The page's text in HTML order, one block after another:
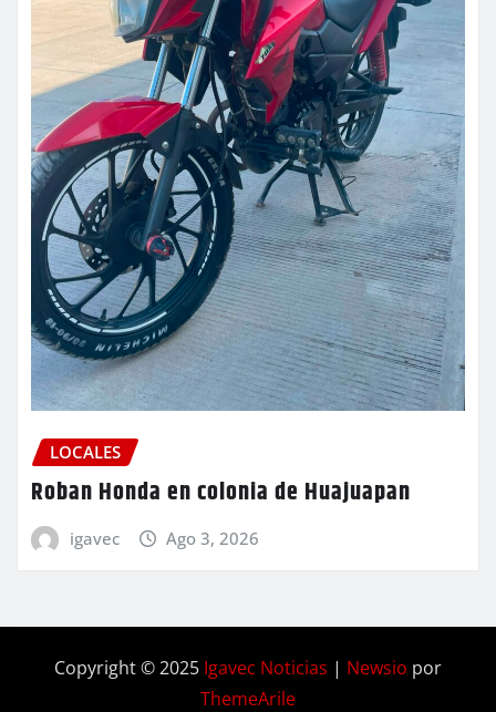
LOCALES
Roban Honda en colonia de Huajuapan
igavec Ago 3, 2026
Copyright © 2025 Igavec Noticias | Newsio por
ThemeArile